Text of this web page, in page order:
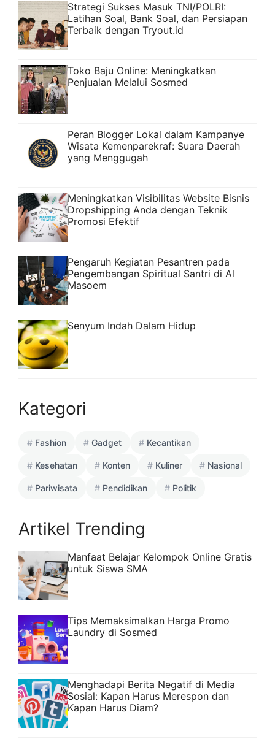
Strategi Sukses Masuk TNI/POLRI:
Latihan Soal, Bank Soal, dan Persiapan
Terbaik dengan Tryout.id
Toko Baju Online: Meningkatkan
Penjualan Melalui Sosmed
Peran Blogger Lokal dalam Kampanye
Wisata Kemenparekraf: Suara Daerah
yang Menggugah
Meningkatkan Visibilitas Website Bisnis
Dropshipping Anda dengan Teknik
Promosi Efektif
Pengaruh Kegiatan Pesantren pada
Pengembangan Spiritual Santri di Al
Masoem
Senyum Indah Dalam Hidup
Kategori
Fashion Gadget Kecantikan
Kesehatan Konten Kuliner Nasional
Pariwisata Pendidikan Politik
Artikel Trending
Manfaat Belajar Kelompok Online Gratis
untuk Siswa SMA
Tips Memaksimalkan Harga Promo
Laundry di Sosmed
Menghadapi Berita Negatif di Media
Sosial: Kapan Harus Merespon dan
Kapan Harus Diam?